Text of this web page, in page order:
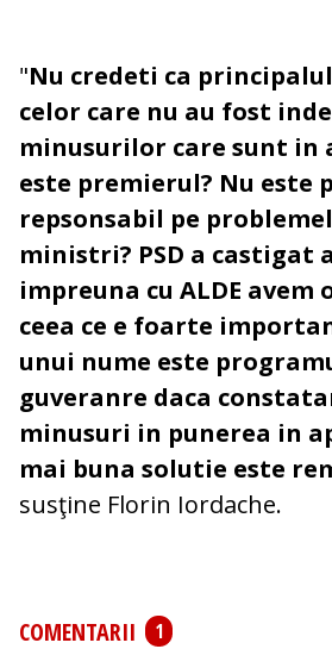
"Nu credeti ca
celor care nu au fost
minusurilor care sunt in
este premierul? Nu este
repsonsabil pe
ministri? PSD a castigat
impreuna cu ALDE avem
ceea ce e foarte
unui nume este
guveranre daca
minusuri in punerea in
mai buna solutie este
susţine Florin Iordache.
COMENTARII
1